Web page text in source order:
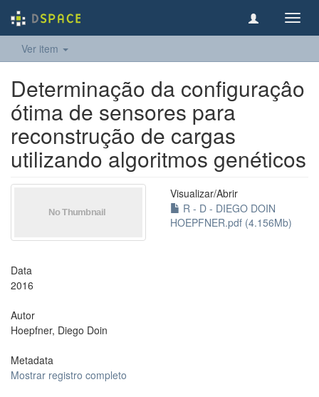
Ver item
Determinação da configuraçâo
ótima de sensores para
reconstrução de cargas
utilizando algoritmos genéticos
Visualizar/Abrir
R - D - DIEGO DOIN
HOEPFNER.pdf (4.156Mb)
Data
2016
Autor
Hoepfner, Diego Doin
Metadata
Mostrar registro completo